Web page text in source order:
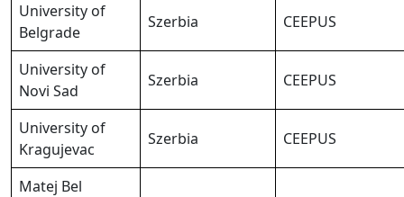
University of
Belgrade
Szerbia CEEPUS
University of
Novi Sad
Szerbia CEEPUS
University of
Kragujevac
Szerbia CEEPUS
Matej Bel